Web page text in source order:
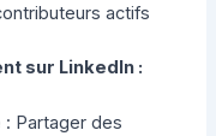
actifs
sur LinkedIn :
: Partager des